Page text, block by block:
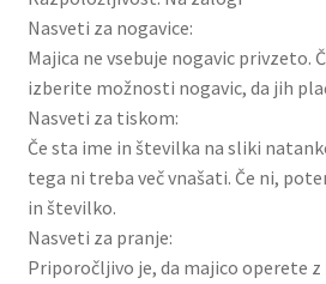
Nasveti za nogavice:
Majica ne vsebuje nogavic privzeto.
izberite možnosti nogavic, da jih
Nasveti za tiskom:
Če sta ime in številka na sliki
tega ni treba več vnašati. Če ni,
in številko.
Nasveti za pranje:
Priporočljivo je, da majico operete z